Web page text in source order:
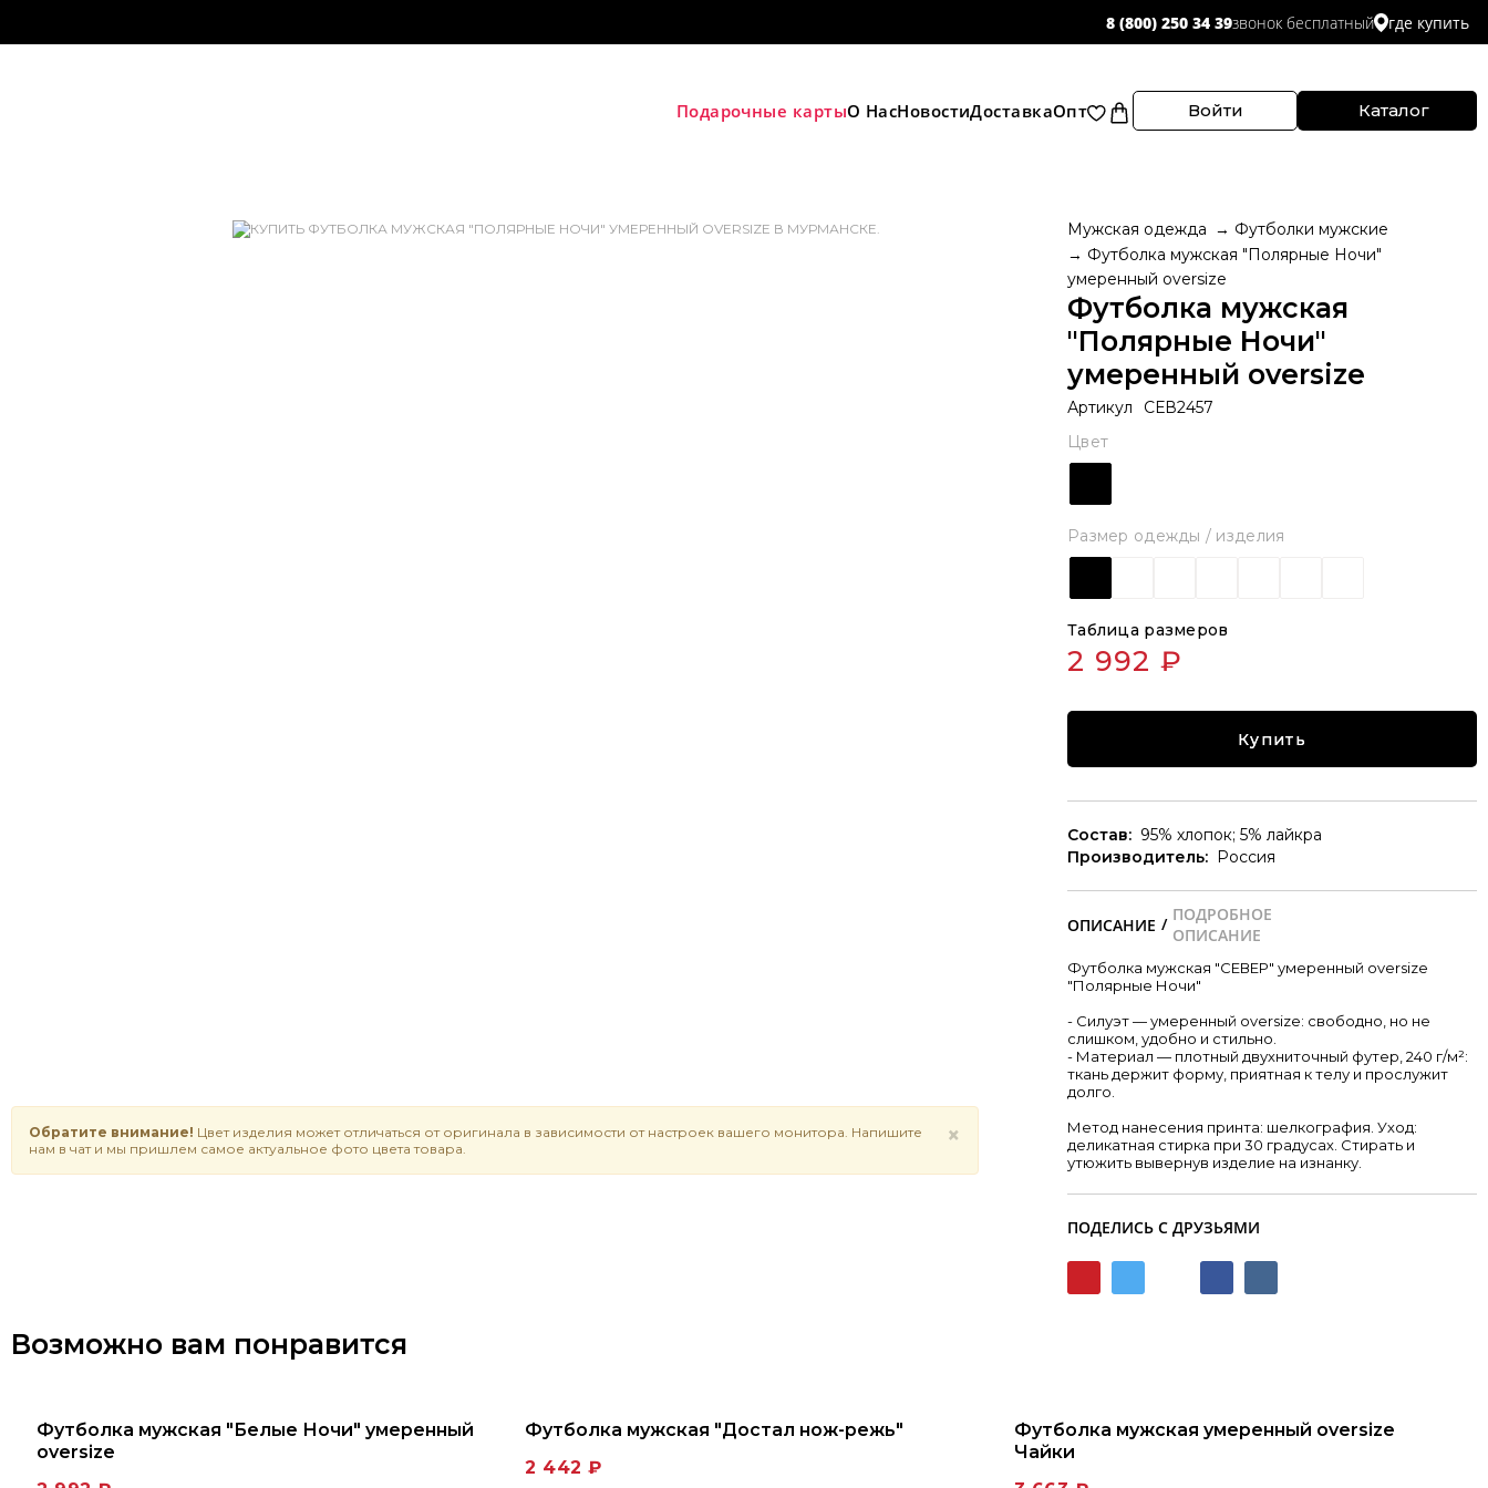
8 (800) 250 34 39звонок бесплатный где купить
Подарочные картыО НасНовостиДоставкаОпт Войти Каталог
×
Обратите внимание! Цвет изделия может отличаться от оригинала в зависимости от настроек вашего монитора. Напишите
нам в чат и мы пришлем самое актуальное фото цвета товара.
Мужская одежда
Футболки мужские
Футболка мужская "Полярные Ночи"
умеренный oversize
Футболка мужская
"Полярные Ночи"
умеренный oversize
Артикул
СЕВ2457
Цвет
Размер одежды / изделия
Таблица размеров
2 992 ₽
Купить
Состав: 95% хлопок; 5% лайкра
Производитель: Россия
/
Футболка мужская "СЕВЕР" умеренный oversize
"Полярные Ночи"
- Силуэт — умеренный oversize: свободно, но не
слишком, удобно и стильно.
- Материал — плотный двухниточный футер, 240 г/м²:
ткань держит форму, приятная к телу и прослужит
долго.
Метод нанесения принта: шелкография. Уход:
деликатная стирка при 30 градусах. Стирать и
утюжить вывернув изделие на изнанку.
ПОДЕЛИСЬ С ДРУЗЬЯМИ
Возможно вам понравится
Футболка мужская "Белые Ночи" умеренный
oversize
Футболка мужская "Достал нож-режь"
2 442 ₽
Футболка мужская умеренный oversize
Чайки